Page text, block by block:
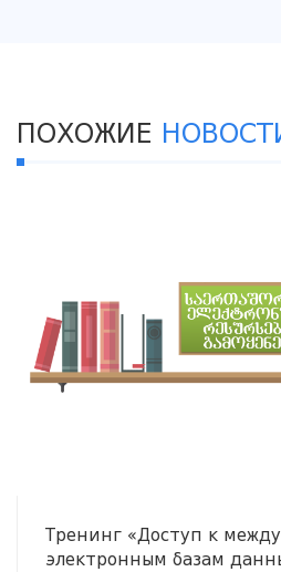
ПОХОЖИЕ
Тренинг «Доступ к
электронным базам